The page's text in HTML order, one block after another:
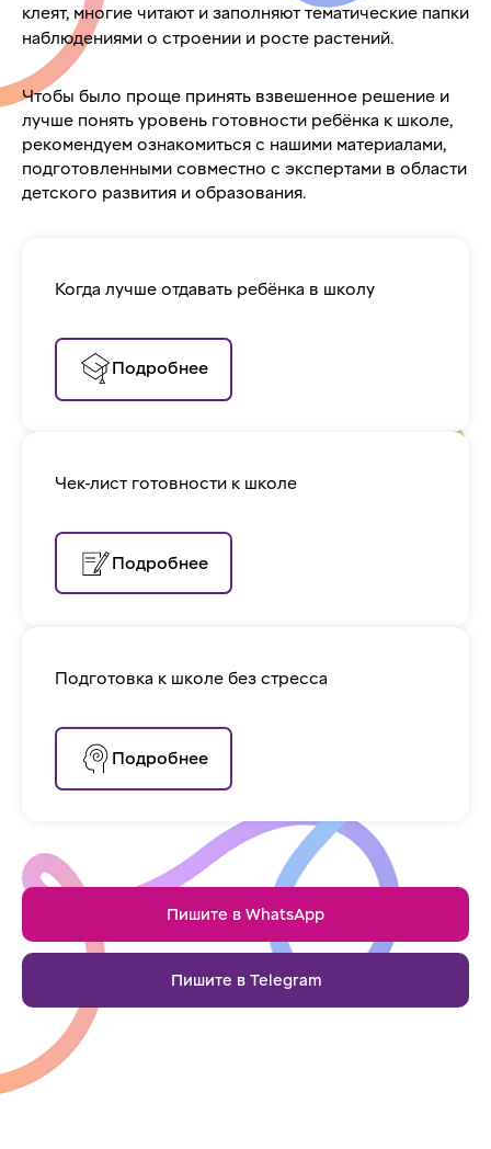
клеят, многие читают и заполняют тематические папки
наблюдениями о строении и росте растений.
Чтобы было проще принять взвешенное решение и
лучше понять уровень готовности ребёнка к школе,
рекомендуем ознакомиться с нашими материалами,
подготовленными совместно с экспертами в области
детского развития и образования.
Когда лучше отдавать ребёнка в школу
Подробнее
Чек-лист готовности к школе
Подробнее
Подготовка к школе без стресса
Подробнее
Пишите в WhatsApp
Пишите в Telegram